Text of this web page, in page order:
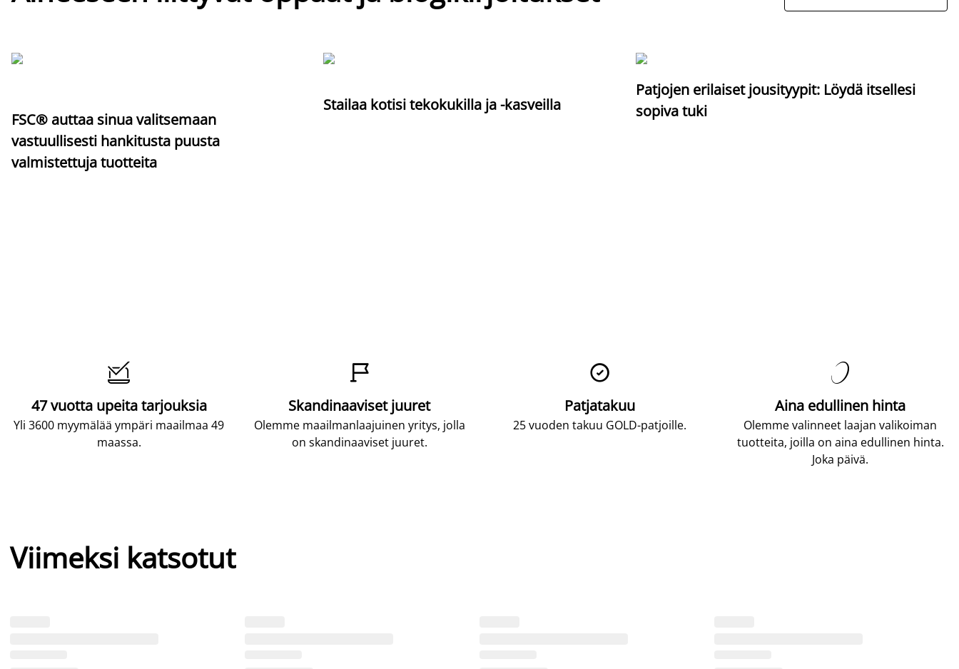
FSC® auttaa sinua valitsemaan
vastuullisesti hankitusta puusta
valmistettuja tuotteita
Stailaa kotisi tekokukilla ja -kasveilla
Patjojen erilaiset jousityypit: Löydä itsellesi
sopiva tuki

47 vuotta upeita tarjouksia
Yli 3600 myymälää ympäri maailmaa 49
maassa.

Skandinaaviset juuret
Olemme maailmanlaajuinen yritys, jolla
on skandinaaviset juuret.

Patjatakuu
25 vuoden takuu GOLD-patjoille.

Aina edullinen hinta
Olemme valinneet laajan valikoiman
tuotteita, joilla on aina edullinen hinta.
Joka päivä.
Viimeksi katsotut